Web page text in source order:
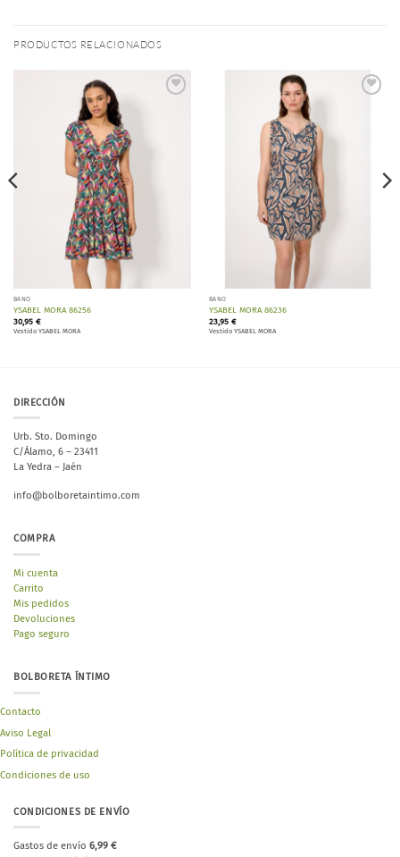
PRODUCTOS RELACIONADOS
BAÑO
YSABEL MORA 86256
30,95 €
Vestido YSABEL MORA
BAÑO
YSABEL MORA 86236
23,95 €
Vestido YSABEL MORA
DIRECCIÓN
Urb. Sto. Domingo
C/Álamo, 6 – 23411
La Yedra – Jaén
info@bolboretaintimo.com
COMPRA
Mi cuenta
Carrito
Mis pedidos
Devoluciones
Pago seguro
BOLBORETA ÍNTIMO
Contacto
Aviso Legal
Política de privacidad
Condiciones de uso
CONDICIONES DE ENVÍO
Gastos de envío 6,99 €